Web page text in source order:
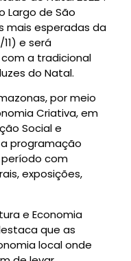
Largo de São
mais esperadas da
e será
com a tradicional
do Natal.
por meio
Criativa, em
Social e
a programação
com
exposições,
e Economia
que as
local onde